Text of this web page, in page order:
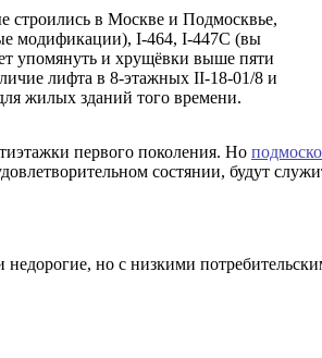
строились в Москве и Подмосквье,
модификации), I-464, I-447С (вы
упомянуть и хрущёвки выше пяти
лифта в 8-этажных II-18-01/8 и
жилых зданий того времени.
первого поколения. Но
состянии, будут
но с низкими